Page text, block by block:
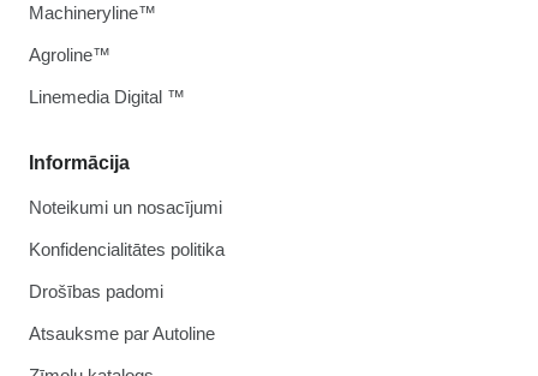
Informācija
Noteikumi un nosacījumi
Konfidencialitātes politika
Drošības padomi
Atsauksme par Autoline
Machineryline™
Agroline™
Linemedia Digital ™